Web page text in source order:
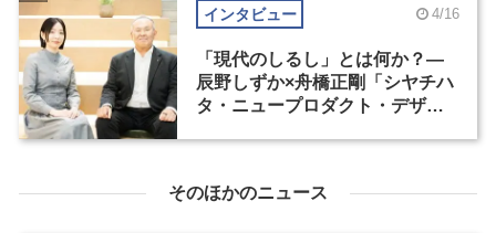
インタビュー 4/16
「現代のしるし」とは何か？―
辰野しずか×舟橋正剛「シヤチハ
タ・ニュープロダクト・デザイ
そのほかのニュース